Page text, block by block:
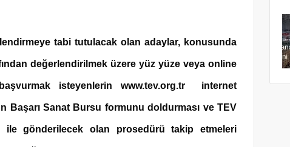
tabi tutulacak olan adaylar, konusunda
değerlendirilmek üzere yüz yüze veya online
isteyenlerin www.tev.org.tr internet
Başarı Sanat Bursu formunu doldurması ve TEV
ile gönderilecek olan prosedürü takip etmeleri